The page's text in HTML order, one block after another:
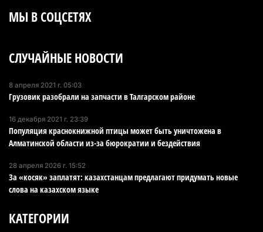
в Алматинской области
Казахстан стал лидером Центральной Азии в
5 августа 2026 г. 13:55
топлива для самолетов: пилотный проект
запустят в Алатау
Туриста с тяжелыми травмами эвакуировали в
горах Алматинской области после камнепада
МЫ В СОЦСЕТЯХ
СЛУЧАЙНЫЕ НОВОСТИ
8 апреля 2021 г. 05:03
Грузовик разобрали на запчасти в Талгарском районе
16 декабря 2021 г. 23:39
Популяция краснокнижной птицы может быть уничтожена в
Алматинской области из-за бюрократии и бездействия
28 апреля 2026 г. 15:52
За «косяк» заплатят: казахстанцам предлагают придумать новые
слова на казахском языке
КАТЕГОРИИ